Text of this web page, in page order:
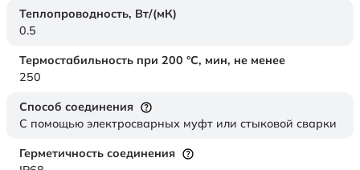
Теплопроводность, Вт/(мК)
0.5
Термостабильность при 200 °С, мин, не менее
250
Способ соединения
С помощью электросварных муфт или стыковой сварки
Герметичность соединения